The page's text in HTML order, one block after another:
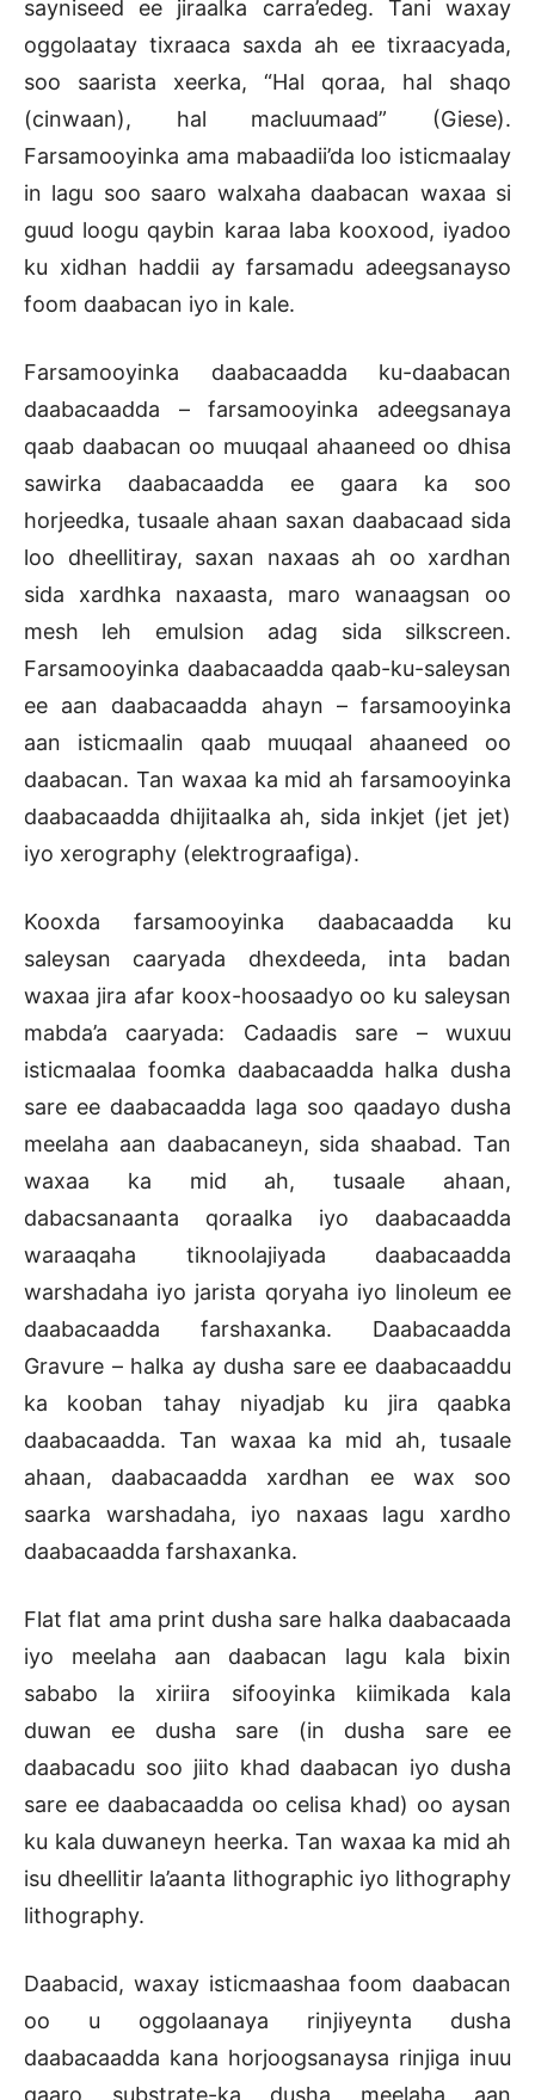
sayniseed ee jiraalka carra’edeg. Tani waxay
oggolaatay tixraaca saxda ah ee tixraacyada,
soo saarista xeerka, “Hal qoraa, hal shaqo
(cinwaan), hal macluumaad” (Giese).
Farsamooyinka ama mabaadii’da loo isticmaalay
in lagu soo saaro walxaha daabacan waxaa si
guud loogu qaybin karaa laba kooxood, iyadoo
ku xidhan haddii ay farsamadu adeegsanayso
foom daabacan iyo in kale.
Farsamooyinka daabacaadda ku-daabacan
daabacaadda – farsamooyinka adeegsanaya
qaab daabacan oo muuqaal ahaaneed oo dhisa
sawirka daabacaadda ee gaara ka soo
horjeedka, tusaale ahaan saxan daabacaad sida
loo dheellitiray, saxan naxaas ah oo xardhan
sida xardhka naxaasta, maro wanaagsan oo
mesh leh emulsion adag sida silkscreen.
Farsamooyinka daabacaadda qaab-ku-saleysan
ee aan daabacaadda ahayn – farsamooyinka
aan isticmaalin qaab muuqaal ahaaneed oo
daabacan. Tan waxaa ka mid ah farsamooyinka
daabacaadda dhijitaalka ah, sida inkjet (jet jet)
iyo xerography (elektrograafiga).
Kooxda farsamooyinka daabacaadda ku
saleysan caaryada dhexdeeda, inta badan
waxaa jira afar koox-hoosaadyo oo ku saleysan
mabda’a caaryada: Cadaadis sare – wuxuu
isticmaalaa foomka daabacaadda halka dusha
sare ee daabacaadda laga soo qaadayo dusha
meelaha aan daabacaneyn, sida shaabad. Tan
waxaa ka mid ah, tusaale ahaan,
dabacsanaanta qoraalka iyo daabacaadda
waraaqaha tiknoolajiyada daabacaadda
warshadaha iyo jarista qoryaha iyo linoleum ee
daabacaadda farshaxanka. Daabacaadda
Gravure – halka ay dusha sare ee daabacaaddu
ka kooban tahay niyadjab ku jira qaabka
daabacaadda. Tan waxaa ka mid ah, tusaale
ahaan, daabacaadda xardhan ee wax soo
saarka warshadaha, iyo naxaas lagu xardho
daabacaadda farshaxanka.
Flat flat ama print dusha sare halka daabacaada
iyo meelaha aan daabacan lagu kala bixin
sababo la xiriira sifooyinka kiimikada kala
duwan ee dusha sare (in dusha sare ee
daabacadu soo jiito khad daabacan iyo dusha
sare ee daabacaadda oo celisa khad) oo aysan
ku kala duwaneyn heerka. Tan waxaa ka mid ah
isu dheellitir la’aanta lithographic iyo lithography
lithography.
Daabacid, waxay isticmaashaa foom daabacan
oo u oggolaanaya rinjiyeynta dusha
daabacaadda kana horjoogsanaysa rinjiga inuu
gaaro substrate-ka dusha meelaha aan